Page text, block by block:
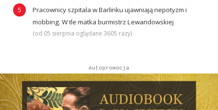
Pracownicy szpitala w Barlinku ujawniają nepotyzm i
mobbing. W tle matka burmistrz Lewandowskiej
(od 05 sierpnia oglądane 3605 razy)
Autopromocja